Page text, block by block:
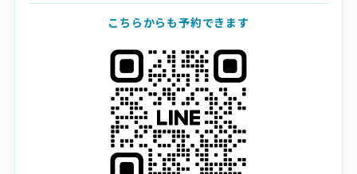
こちらからも予約できます